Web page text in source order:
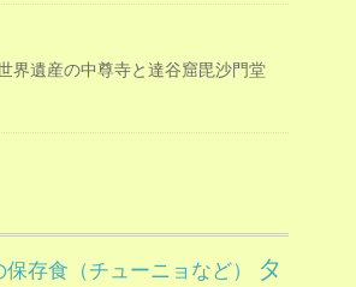
界遺産の中尊寺と達谷窟毘沙門堂
存食（チューニョなど）
タ